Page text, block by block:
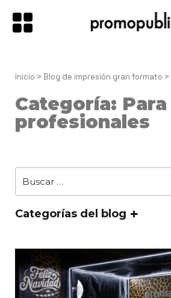
contenido
Inicio > Blog de impresión gran formato >
Categoría: Para
profesionales
por:
Categorías del blog